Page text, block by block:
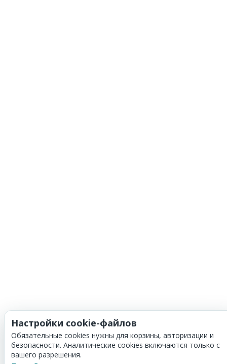
Настройки cookie-файлов
Обязательные cookies нужны для корзины, авторизации и
безопасности. Аналитические cookies включаются только с
вашего разрешения.